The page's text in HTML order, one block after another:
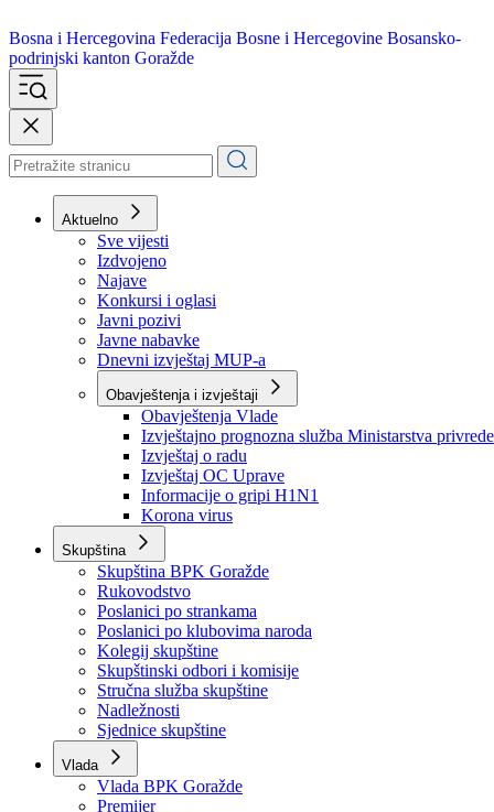
Bosna i Hercegovina
podrinjski kanton Goražde
Aktuelno
Sve vijesti
Izdvojeno
Najave
Konkursi i oglasi
Javni pozivi
Javne nabavke
Dnevni izvještaj MUP-a
Obavještenja i izvještaji
Obavještenja Vlade
Izvještajno prognozna služba Ministarstva privrede
Izvještaj o radu
Izvještaj OC Uprave
Informacije o gripi H1N1
Korona virus
Skupština
Skupština BPK Goražde
Rukovodstvo
Poslanici po strankama
Poslanici po klubovima naroda
Kolegij skupštine
Skupštinski odbori i komisije
Stručna služba skupštine
Nadležnosti
Sjednice skupštine